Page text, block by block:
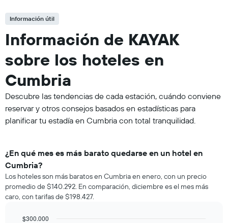
Información útil
Información de KAYAK
sobre los hoteles en
Cumbria
Descubre las tendencias de cada estación, cuándo conviene
reservar y otros consejos basados en estadísticas para
planificar tu estadía en Cumbria con total tranquilidad.
¿En qué mes es más barato quedarse en un hotel en
Cumbria?
Los hoteles son más baratos en Cumbria en enero, con un precio
promedio de $140.292. En comparación, diciembre es el mes más
caro, con tarifas de $198.427.
$300.000